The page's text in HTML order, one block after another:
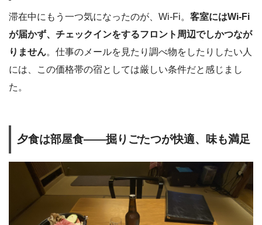
滞在中にもう一つ気になったのが、Wi-Fi。 客室にはWi-Fi
が届かず、チェックインをするフロント周辺でしかつなが
りません。仕事のメールを見たり調べ物をしたりしたい人
には、この価格帯の宿としては厳しい条件だと感じまし
た。
夕食は部屋食――掘りごたつが快適、味も満足